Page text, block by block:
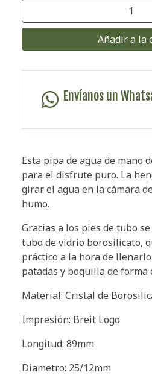
Añadir a la
Envíanos un
Esta pipa de agua de mano
para el disfrute puro. La
girar el agua en la cámara
humo.
Gracias a los pies de tubo
tubo de vidrio borosilicato,
práctico a la hora de
patadas y boquilla de forma
Material: Cristal de
Impresión: Breit Logo
Longitud: 89mm
Diametro: 25/12mm